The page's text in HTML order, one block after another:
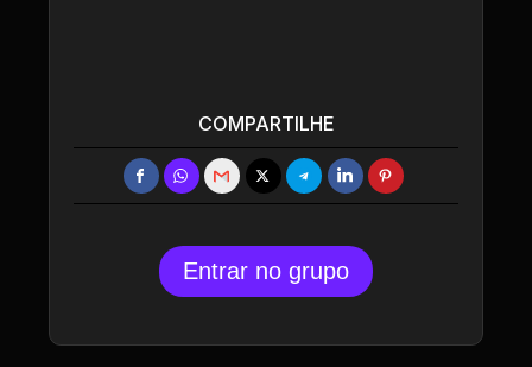
COMPARTILHE
Entrar no grupo